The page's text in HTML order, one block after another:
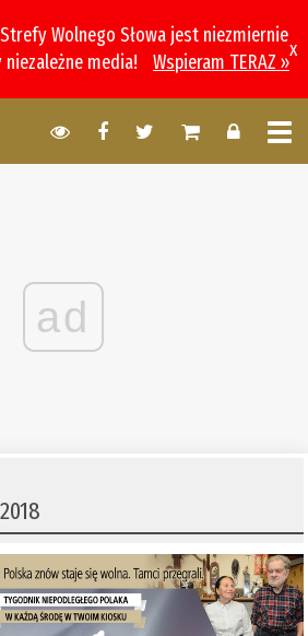
Wolnego Słowa jest niezmiernie
media!
Wspieram TERAZ »
x
ad